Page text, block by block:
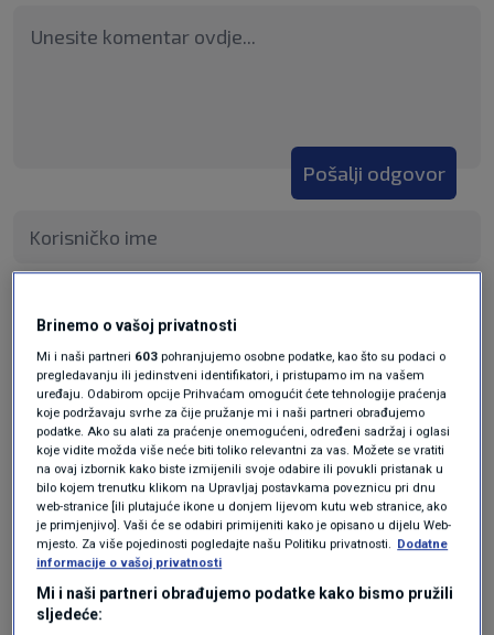
Pošalji odgovor
Pošalji
Oglas
Brinemo o vašoj privatnosti
Mi i naši partneri 603 pohranjujemo osobne podatke, kao što su podaci o
pregledavanju ili jedinstveni identifikatori, i pristupamo im na vašem
uređaju. Odabirom opcije Prihvaćam omogućit ćete tehnologije praćenja
koje podržavaju svrhe za čije pružanje mi i naši partneri obrađujemo
podatke. Ako su alati za praćenje onemogućeni, određeni sadržaj i oglasi
koje vidite možda više neće biti toliko relevantni za vas. Možete se vratiti
na ovaj izbornik kako biste izmijenili svoje odabire ili povukli pristanak u
bilo kojem trenutku klikom na Upravljaj postavkama poveznicu pri dnu
web-stranice [ili plutajuće ikone u donjem lijevom kutu web stranice, ako
je primjenjivo]. Vaši će se odabiri primijeniti kako je opisano u dijelu Web-
mjesto. Za više pojedinosti pogledajte našu Politiku privatnosti. Dodatne
informacije o vašoj privatnosti
Mi i naši partneri obrađujemo podatke kako bismo pružili
sljedeće: